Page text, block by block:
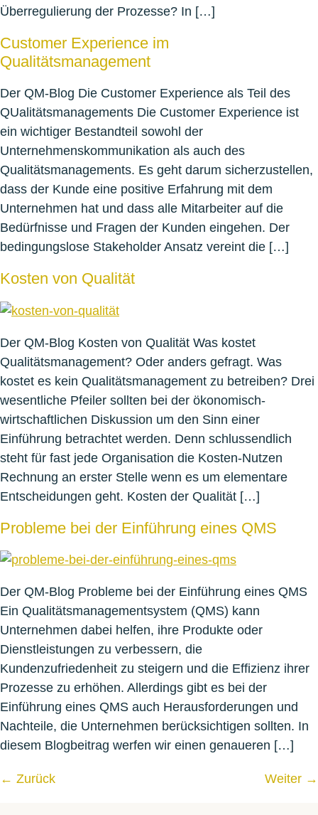
Überregulierung der Prozesse? In […]
Customer Experience im
Qualitätsmanagement
Der QM-Blog Die Customer Experience als Teil des
QUalitätsmanagements Die Customer Experience ist
ein wichtiger Bestandteil sowohl der
Unternehmenskommunikation als auch des
Qualitätsmanagements. Es geht darum sicherzustellen,
dass der Kunde eine positive Erfahrung mit dem
Unternehmen hat und dass alle Mitarbeiter auf die
Bedürfnisse und Fragen der Kunden eingehen. Der
bedingungslose Stakeholder Ansatz vereint die […]
Kosten von Qualität
Der QM-Blog Kosten von Qualität Was kostet
Qualitätsmanagement? Oder anders gefragt. Was
kostet es kein Qualitätsmanagement zu betreiben? Drei
wesentliche Pfeiler sollten bei der ökonomisch-
wirtschaftlichen Diskussion um den Sinn einer
Einführung betrachtet werden. Denn schlussendlich
steht für fast jede Organisation die Kosten-Nutzen
Rechnung an erster Stelle wenn es um elementare
Entscheidungen geht. Kosten der Qualität […]
Probleme bei der Einführung eines QMS
Der QM-Blog Probleme bei der Einführung eines QMS
Ein Qualitätsmanagementsystem (QMS) kann
Unternehmen dabei helfen, ihre Produkte oder
Dienstleistungen zu verbessern, die
Kundenzufriedenheit zu steigern und die Effizienz ihrer
Prozesse zu erhöhen. Allerdings gibt es bei der
Einführung eines QMS auch Herausforderungen und
Nachteile, die Unternehmen berücksichtigen sollten. In
diesem Blogbeitrag werfen wir einen genaueren […]
← Zurück Weiter →